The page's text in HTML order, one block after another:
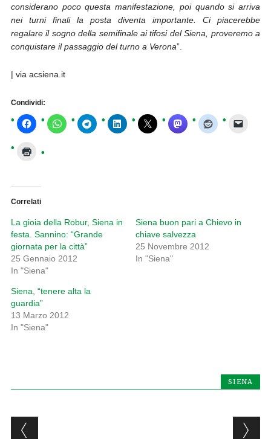
considerano poco questa manifestazione, poi quando si arriva
nei turni finali la posta diventa importante. Ci piacerebbe
regalare il sogno della semifinale ai tifosi del Siena, proveremo a
conquistare il passaggio del turno a Verona”.
| via acsiena.it
Condividi:
Correlati
La gioia della Robur, Siena in
festa. Sannino: “Grande
giornata per la città”
25 Gennaio 2012
In "Siena"
Siena buon pari a Chievo in
chiave salvezza
25 Novembre 2012
In "Siena"
Siena, “tenere alta la
guardia”
13 Marzo 2012
In "Siena"
SIENA
Post navigation